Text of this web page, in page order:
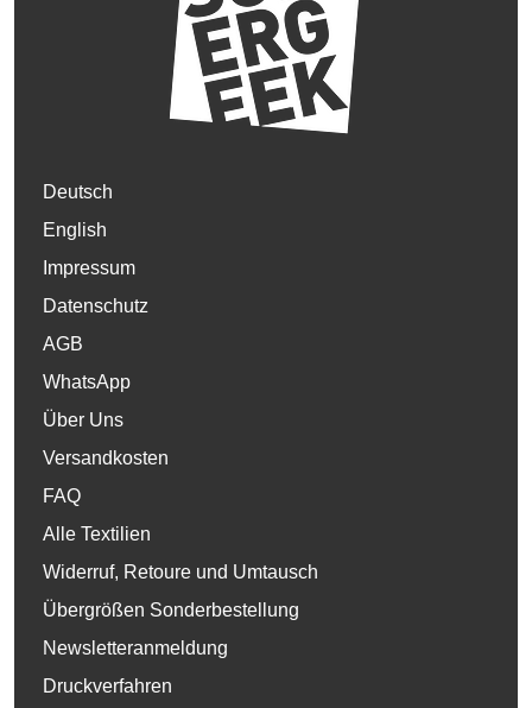
Deutsch
English
Impressum
Datenschutz
AGB
WhatsApp
Über Uns
Versandkosten
FAQ
Alle Textilien
Widerruf, Retoure und Umtausch
Übergrößen Sonderbestellung
Newsletteranmeldung
Druckverfahren